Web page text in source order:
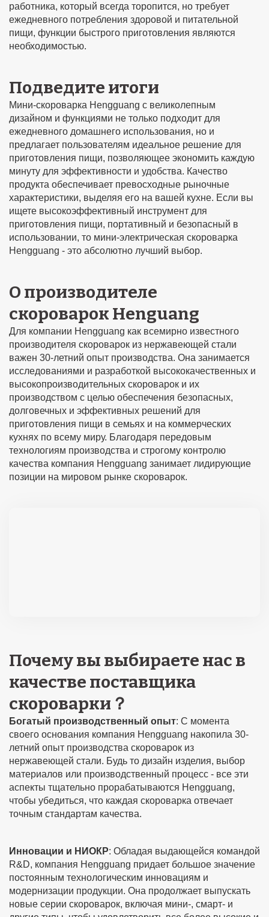
работника, который всегда торопится, но требует
ежедневного потребления здоровой и питательной
пищи, функции быстрого приготовления являются
необходимостью.
Подведите итоги
Мини-скороварка Hengguang с великолепным
дизайном и функциями не только подходит для
ежедневного домашнего использования, но и
предлагает пользователям идеальное решение для
приготовления пищи, позволяющее экономить каждую
минуту для эффективности и удобства. Качество
продукта обеспечивает превосходные рыночные
характеристики, выделяя его на вашей кухне. Если вы
ищете высокоэффективный инструмент для
приготовления пищи, портативный и безопасный в
использовании, то мини-электрическая скороварка
Hengguang - это абсолютно лучший выбор.
О производителе
скороварок Henguang
Для компании Hengguang как всемирно известного
производителя скороварок из нержавеющей стали
важен 30-летний опыт производства. Она занимается
исследованиями и разработкой высококачественных и
высокопроизводительных скороварок и их
производством с целью обеспечения безопасных,
долговечных и эффективных решений для
приготовления пищи в семьях и на коммерческих
кухнях по всему миру. Благодаря передовым
технологиям производства и строгому контролю
качества компания Hengguang занимает лидирующие
позиции на мировом рынке скороварок.
Почему вы выбираете нас в
качестве поставщика
скороварки？
Богатый производственный опыт: С момента
своего основания компания Hengguang накопила 30-
летний опыт производства скороварок из
нержавеющей стали. Будь то дизайн изделия, выбор
материалов или производственный процесс - все эти
аспекты тщательно прорабатываются Hengguang,
чтобы убедиться, что каждая скороварка отвечает
точным стандартам качества.
Инновации и НИОКР: Обладая выдающейся командой
R&D, компания Hengguang придает большое значение
постоянным технологическим инновациям и
модернизации продукции. Она продолжает выпускать
новые серии скороварок, включая мини-, смарт- и